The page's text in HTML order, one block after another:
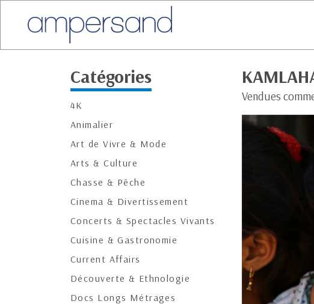
Catégories
4K
Animalier
Art de Vivre & Mode
Arts & Culture
Chasse & Pêche
Cinema & Divertissement
Concerts & Spectacles Vivants
Cuisine & Gastronomie
Current Affairs
Découverte & Ethnologie
Docs Longs Métrages
Vendues